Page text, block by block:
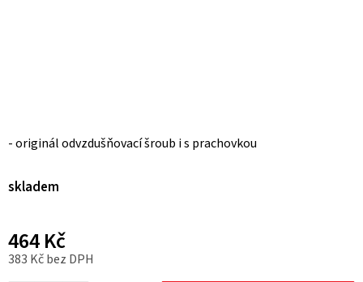
- originál odvzdušňovací šroub i s prachovkou
skladem
464 Kč
383 Kč bez DPH